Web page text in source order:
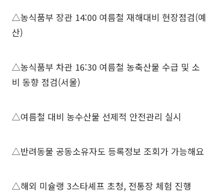
△농식품부 장관 14:00 여름철 재해대비 현장점검(예
산)
△농식품부 차관 16:30 여름철 농축산물 수급 및 소
비 동향 점검(서울)
△여름철 대비 농수산물 선제적 안전관리 실시
△반려동물 공동소유자도 등록정보 조회가 가능해요
△해외 미슐랭 3스타셰프 초청, 전통장 체험 진행